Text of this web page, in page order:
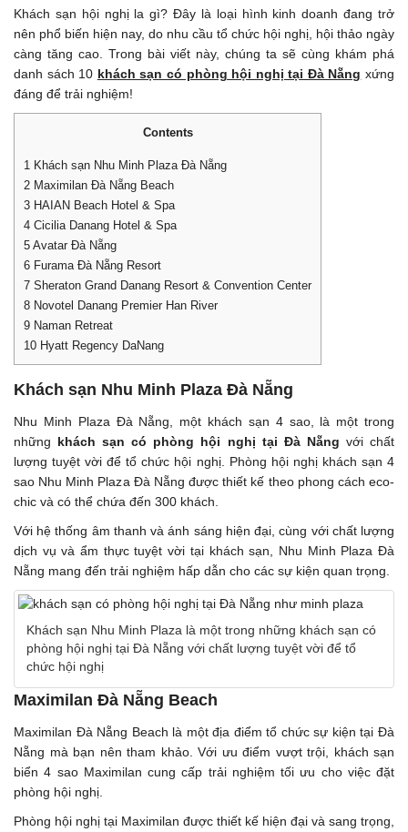
Khách sạn hội nghị la gì? Đây là loại hình kinh doanh đang trở
nên phổ biến hiện nay, do nhu cầu tổ chức hội nghị, hội thảo ngày
càng tăng cao. Trong bài viết này, chúng ta sẽ cùng khám phá
danh sách 10 khách sạn có phòng hội nghị tại Đà Nẵng xứng
đáng để trải nghiệm!
Contents
1 Khách sạn Nhu Minh Plaza Đà Nẵng
2 Maximilan Đà Nẵng Beach
3 HAIAN Beach Hotel & Spa
4 Cicilia Danang Hotel & Spa
5 Avatar Đà Nẵng
6 Furama Đà Nẵng Resort
7 Sheraton Grand Danang Resort & Convention Center
8 Novotel Danang Premier Han River
9 Naman Retreat
10 Hyatt Regency DaNang
Khách sạn Nhu Minh Plaza Đà Nẵng
Nhu Minh Plaza Đà Nẵng, một khách sạn 4 sao, là một trong
những khách sạn có phòng hội nghị tại Đà Nẵng với chất
lượng tuyệt vời để tổ chức hội nghị. Phòng hội nghị khách sạn 4
sao Nhu Minh Plaza Đà Nẵng được thiết kế theo phong cách eco-
chic và có thể chứa đến 300 khách.
Với hệ thống âm thanh và ánh sáng hiện đại, cùng với chất lượng
dịch vụ và ẩm thực tuyệt vời tại khách sạn, Nhu Minh Plaza Đà
Nẵng mang đến trải nghiệm hấp dẫn cho các sự kiện quan trọng.
Khách sạn Nhu Minh Plaza là một trong những khách sạn có
phòng hội nghị tại Đà Nẵng với chất lượng tuyệt vời để tổ
chức hội nghị
Maximilan Đà Nẵng Beach
Maximilan Đà Nẵng Beach là một địa điểm tổ chức sự kiện tại Đà
Nẵng mà bạn nên tham khảo. Với ưu điểm vượt trội, khách sạn
biển 4 sao Maximilan cung cấp trải nghiệm tối ưu cho việc đặt
phòng hội nghị.
Phòng hội nghị tại Maximilan được thiết kế hiện đại và sang trọng,